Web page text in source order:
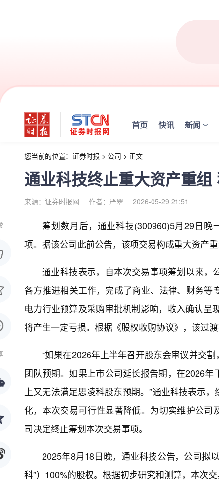
首页 快讯 新闻
您当前的位置： 证券时报 > 公司 > 正文
通业科技终止重大资产重
来源：证券时报网 作者：严翠 2026-05-29 21:51
筹划数月后，通业科技(300960)5月29日
项。据该公司此前公告，该项交易构成重大资产
通业科技表示，自本次交易事项筹划以来
各方推进相关工作，完成了商业、法律、财务
电力行业预算及采购审批机制影响，收入确认
将产生一定亏损。根据《股权收购协议》，该过
“如果在2026年上半年召开股东会审议并交
团队预期。如果上市公司延长报告期，在2026
上又无法满足思凌科股东预期。”通业科技表示
化，本次交易可行性显著降低。为切实维护公
司决定终止筹划本次交易事项。
2025年8月18日晚，通业科技公告，公司拟
科”）100%的股权。根据初步研究和测算，本次